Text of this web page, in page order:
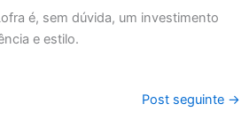
é, sem dúvida, um investimento
e estilo.
Post seguinte →